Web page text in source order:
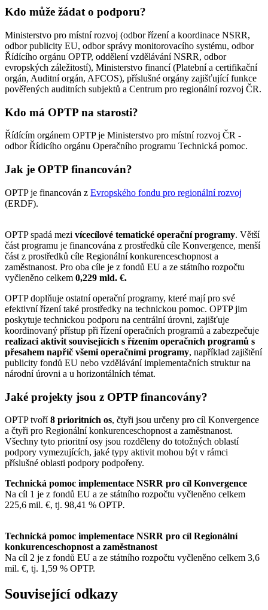
Kdo může žádat o podporu?
Ministerstvo pro místní rozvoj (odbor řízení a koordinace NSRR,
odbor publicity EU, odbor správy monitorovacího systému, odbor
Řídícího orgánu OPTP, oddělení vzdělávání NSRR, odbor
evropských záležitostí), Ministerstvo financí (Platební a certifikační
orgán, Auditní orgán, AFCOS), příslušné orgány zajišťující funkce
pověřených auditních subjektů a Centrum pro regionální rozvoj ČR.
Kdo má OPTP na starosti?
Řídícím orgánem OPTP je Ministerstvo pro místní rozvoj ČR -
odbor Řídicího orgánu Operačního programu Technická pomoc.
Jak je OPTP financován?
OPTP je financován z Evropského fondu pro regionální rozvoj
(ERDF).
OPTP spadá mezi vícecílové tematické operační programy. Větší
část programu je financována z prostředků cíle Konvergence, menší
část z prostředků cíle Regionální konkurenceschopnost a
zaměstnanost. Pro oba cíle je z fondů EU a ze státního rozpočtu
vyčleněno celkem 0,229 mld. €.
OPTP doplňuje ostatní operační programy, které mají pro své
efektivní řízení také prostředky na technickou pomoc. OPTP jim
poskytuje technickou podporu na centrální úrovni, zajišťuje
koordinovaný přístup při řízení operačních programů a zabezpečuje
realizaci aktivit souvisejících s řízením operačních programů s
přesahem napříč všemi operačními programy, například zajištění
publicity fondů EU nebo vzdělávání implementačních struktur na
národní úrovni a u horizontálních témat.
Jaké projekty jsou z OPTP financovány?
OPTP tvoří8 prioritních os, čtyři jsou určeny pro cíl Konvergence
a čtyři pro Regionální konkurenceschopnost a zaměstnanost.
Všechny tyto prioritní osy jsou rozděleny do totožných oblastí
podpory vymezujících, jaké typy aktivit mohou být v rámci
příslušné oblasti podpory podpořeny.
Technická pomoc implementace NSRR pro cíl Konvergence
Na cíl 1 je z fondů EU a ze státního rozpočtu vyčleněno celkem
225,6 mil. €, tj. 98,41 % OPTP.
Technická pomoc implementace NSRR pro cíl Regionální
konkurenceschopnost a zaměstnanost
Na cíl 2 je z fondů EU a ze státního rozpočtu vyčleněno celkem 3,6
mil. €, tj. 1,59 % OPTP.
Související odkazy